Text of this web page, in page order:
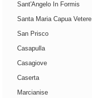
Sant'Angelo In Formis
Santa Maria Capua Vetere
San Prisco
Casapulla
Casagiove
Caserta
Marcianise